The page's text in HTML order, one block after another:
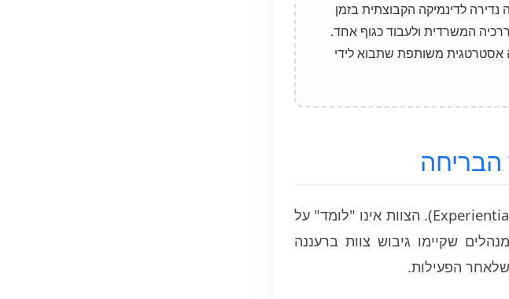
לדינמיקה הקבוצתית בזמן
המשרדית ולעבוד כגוף אחד.
אסטרטגית משותפת שתבוא לידי
בניגוד לסדנאות עיוניות, חדר בריחה מציע למידה חווייתית (Experiential Learning). הצוות אינו "לומד" על
– הוא חייב ליישם אותו כדי לצאת מהחדר. 92% מהמנהלים שקיימו גיבוש צוות ברעננה
הפעילות.